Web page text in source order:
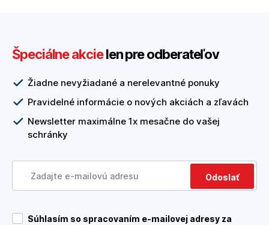
Špeciálne akcielen pre odberateľov
Žiadne nevyžiadané a nerelevantné ponuky
Pravidelné informácie o nových akciách a zľavách
Newsletter maximálne 1x mesačne do vašej
schránky
Odoslať
Súhlasím so spracovaním e-mailovej adresy za